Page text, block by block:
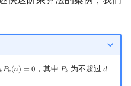
𝑘𝑃𝑘(𝑛) = 0
k(n)=0 ，其中 𝑃𝑘
Pk 为不超过 𝑑
d